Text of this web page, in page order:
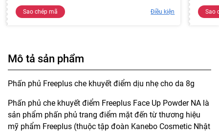
Sao chép mã Điều kiện Sao
Mô tả sản phẩm
Phấn phủ Freeplus che khuyết điểm dịu nhẹ cho da 8g
Phấn phủ che khuyết điểm Freeplus Face Up Powder NA là
sản phẩm phấn phủ trang điểm mặt đến từ thương hiệu
mỹ phẩm Freeplus (thuộc tập đoàn Kanebo Cosmetic Nhật